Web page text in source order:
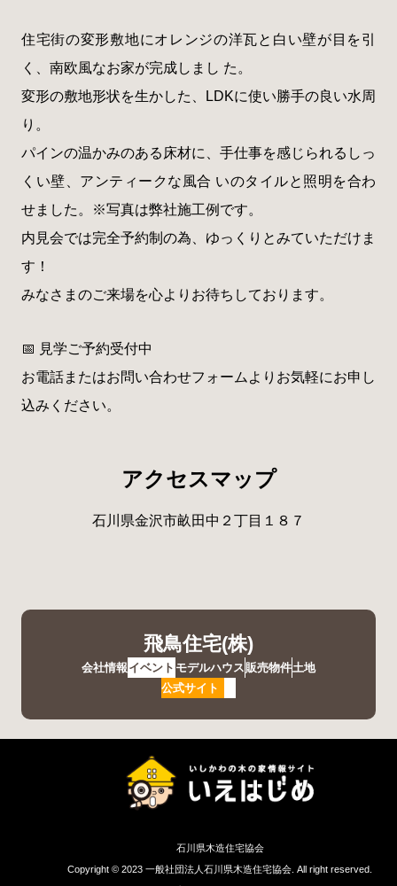
住宅街の変形敷地にオレンジの洋瓦と白い壁が目を引
く、南欧風なお家が完成しまし た。
変形の敷地形状を生かした、LDKに使い勝手の良い水周
り。
パインの温かみのある床材に、手仕事を感じられるしっ
くい壁、アンティークな風合 いのタイルと照明を合わ
せました。
※写真は弊社施工例です。
内見会では完全予約制の為、ゆっくりとみていただけま
す！
みなさまのご来場を心よりお待ちしております。
📅 見学ご予約受付中
お電話またはお問い合わせフォームよりお気軽にお申し
込みください。
アクセスマップ
石川県金沢市畝田中２丁目１８７
飛鳥住宅(株)
会社情報 イベント モデルハウス 販売物件土地
公式サイト
石川県木造住宅協会
Copyright © 2023 一般社団法人石川県木造住宅協会. All right reserved.